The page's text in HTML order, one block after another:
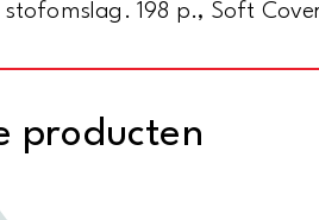
stofomslag. 198 p., Soft
producten